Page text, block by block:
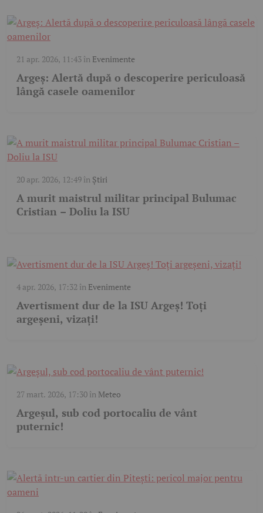
21 apr. 2026, 11:43 în Evenimente
Argeș: Alertă după o descoperire periculoasă
lângă casele oamenilor
20 apr. 2026, 12:49 în Știri
A murit maistrul militar principal Bulumac
Cristian – Doliu la ISU
4 apr. 2026, 17:32 în Evenimente
Avertisment dur de la ISU Argeș! Toți
argeșeni, vizați!
27 mart. 2026, 17:30 în Meteo
Argeșul, sub cod portocaliu de vânt
puternic!